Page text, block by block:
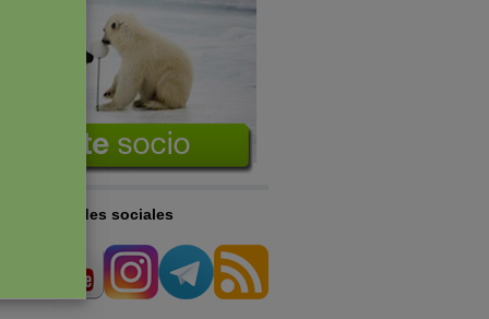
en las redes sociales